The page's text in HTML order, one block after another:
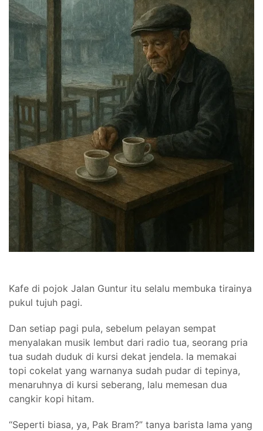
Kafe di pojok Jalan Guntur itu selalu membuka tirainya
pukul tujuh pagi.
Dan setiap pagi pula, sebelum pelayan sempat
menyalakan musik lembut dari radio tua, seorang pria
tua sudah duduk di kursi dekat jendela. Ia memakai
topi cokelat yang warnanya sudah pudar di tepinya,
menaruhnya di kursi seberang, lalu memesan dua
cangkir kopi hitam.
“Seperti biasa, ya, Pak Bram?” tanya barista lama yang